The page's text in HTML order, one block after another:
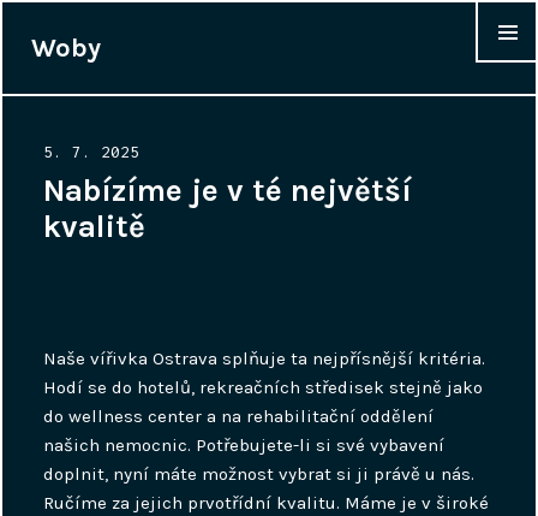
Woby
Posted
on
5. 7. 2025
Nabízíme je v té největší
kvalitě
Naševířivka Ostrava splňuje ta nejpřísnější kritéria.
Hodí se do hotelů, rekreačních středisek stejně jako
do wellness center a na rehabilitační oddělení
našich nemocnic. Potřebujete-li si své vybavení
doplnit, nyní máte možnost vybrat si ji právě u nás.
Ručíme za jejich prvotřídní kvalitu. Máme je v široké